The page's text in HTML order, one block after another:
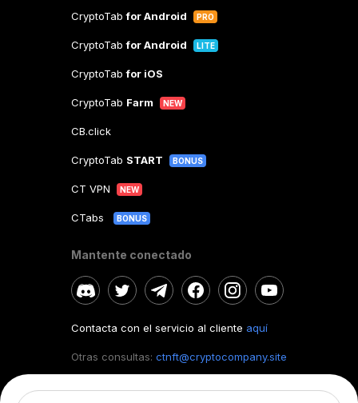
CryptoTabfor Android PRO
CryptoTabfor Android LITE
CryptoTabfor iOS
CryptoTab Farm NEW
CB.click
CryptoTab START BONUS
CT VPN NEW
CTabs BONUS
Mantente conectado
Contacta con el servicio al cliente aquí
Otras consultas: ctnft@cryptocompany.site